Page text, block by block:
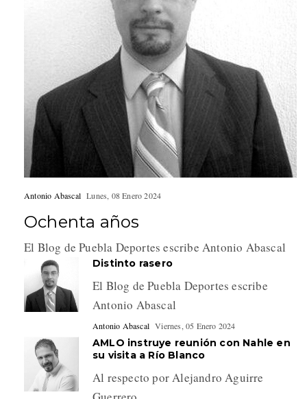
Antonio Abascal Lunes, 08 Enero 2024
Ochenta años
El Blog de Puebla Deportes escribe Antonio Abascal
Distinto rasero
El Blog de Puebla Deportes escribe
Antonio Abascal
Antonio Abascal Viernes, 05 Enero 2024
AMLO instruye reunión con Nahle en
su visita a Río Blanco
Al respecto por Alejandro Aguirre